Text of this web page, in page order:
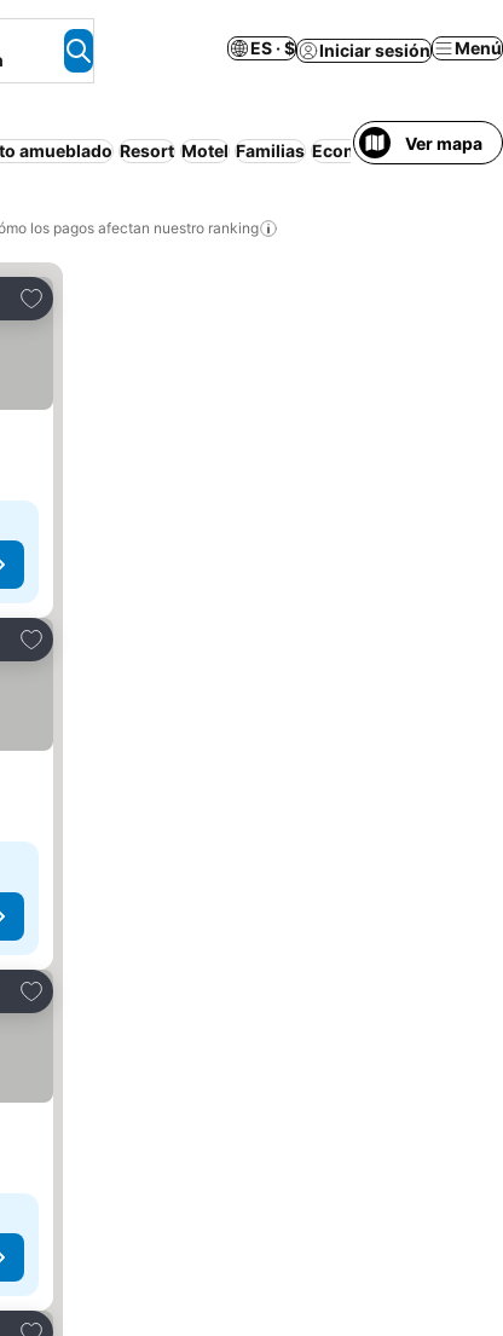
ES · $ Iniciar sesión Menú
amueblado Resort Motel Familias Económico Mascotas
Ver mapa
los pagos afectan nuestro ranking
Agregar a favoritos
Agregar a favoritos
Agregar a favoritos
Agregar a favoritos